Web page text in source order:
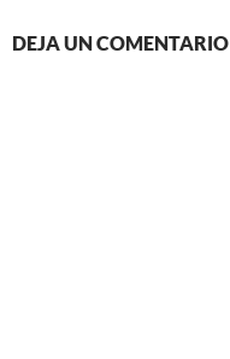
DEJA UN COMENTARIO